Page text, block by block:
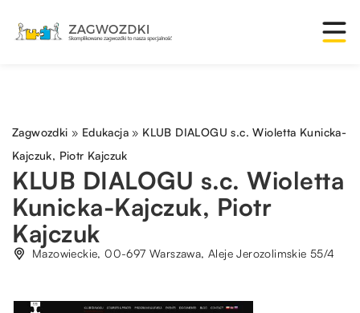
Zagwozdki » Edukacja » KLUB DIALOGU s.c. Wioletta Kunicka-
Kajczuk, Piotr Kajczuk
KLUB DIALOGU s.c. Wioletta
Kunicka-Kajczuk, Piotr
Kajczuk
Mazowieckie, 00-697 Warszawa, Aleje Jerozolimskie 55/4